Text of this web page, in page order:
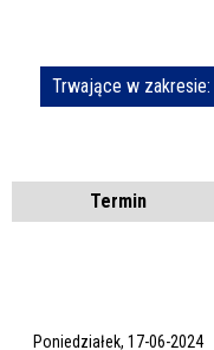
Szukana fraza
Kategoria
Trwające w zakresie:
Termin
Poniedziałek, 17-06-2024